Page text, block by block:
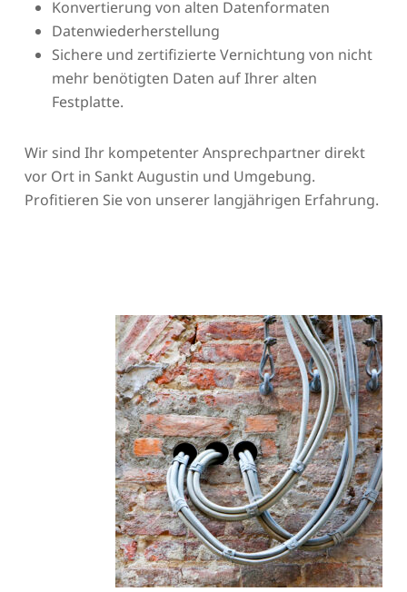
Konvertierung von alten Datenformaten
Datenwiederherstellung
Sichere und zertifizierte Vernichtung von nicht
mehr benötigten Daten auf Ihrer alten
Festplatte.
Wir sind Ihr kompetenter Ansprechpartner direkt
vor Ort in Sankt Augustin und Umgebung.
Profitieren Sie von unserer langjährigen Erfahrung.